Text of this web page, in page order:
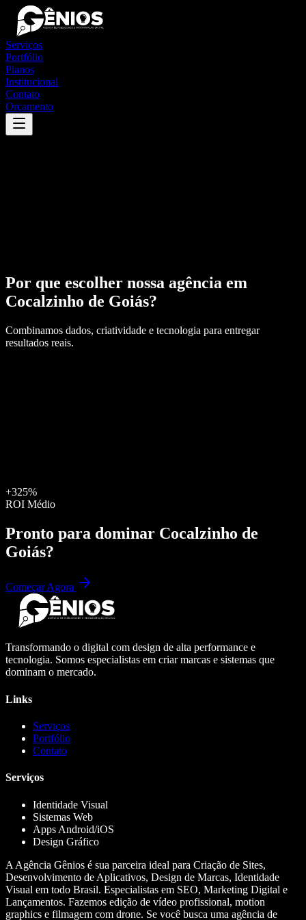
Serviços
Portfólio
Planos
Institucional
Contato
Orçamento
Por que escolher nossa agência em
Cocalzinho de Goiás?
Combinamos dados, criatividade e tecnologia para entregar
resultados reais.
+325%
ROI Médio
Pronto para dominar Cocalzinho de
Goiás?
Começar Agora
Transformando o digital com design de alta performance e
tecnologia. Somos especialistas em criar marcas e sistemas que
dominam o mercado.
Links
Serviços
Portfólio
Contato
Serviços
Identidade Visual
Sistemas Web
Apps Android/iOS
Design Gráfico
A Agência Gênios é sua parceira ideal para Criação de Sites,
Desenvolvimento de Aplicativos, Design de Marcas, Identidade
Visual em todo Brasil. Especialistas em SEO, Marketing Digital e
Lançamentos. Fazemos edição de vídeo profissional, motion
graphics e filmagem com drone. Se você busca uma agência de